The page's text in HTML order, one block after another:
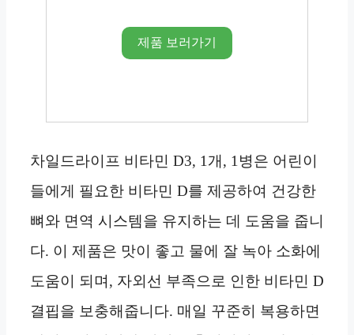
제품 보러가기
차일드라이프 비타민 D3, 1개, 1병은 어린이
들에게 필요한 비타민 D를 제공하여 건강한
뼈와 면역 시스템을 유지하는 데 도움을 줍니
다. 이 제품은 맛이 좋고 물에 잘 녹아 소화에
도움이 되며, 자외선 부족으로 인한 비타민 D
결핍을 보충해줍니다. 매일 꾸준히 복용하면